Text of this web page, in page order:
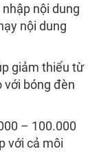
nội dung
nội dung
giảm thiểu từ
với bóng đèn
– 100.000
với cả môi